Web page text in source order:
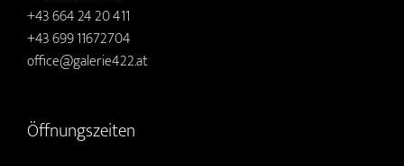
+43 664 24 20 411
+43 699 11672704
office@galerie422.at
Öffnungszeiten